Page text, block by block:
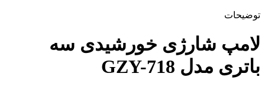
توضیحات
لامپ شارژی خورشیدی سه
باتری مدل GZY-718